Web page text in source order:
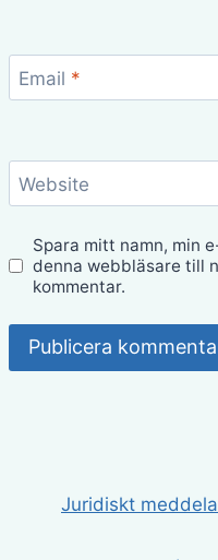
Email *
Website
Spara mitt namn, min
denna webbläsare till
kommentar.
Juridiskt